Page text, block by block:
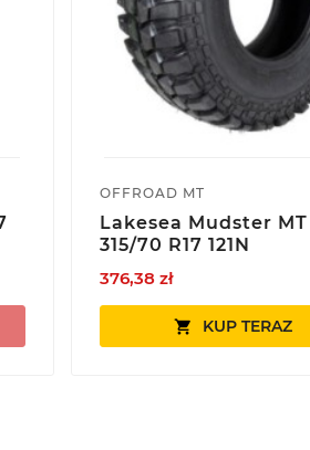
OFFROAD MT
Lakesea Mudster MT
315/70 R17 121N
376,38 zł
 KUP TERAZ